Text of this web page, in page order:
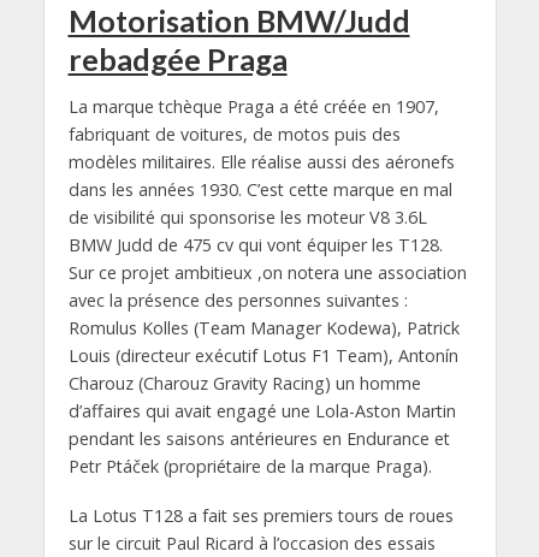
Motorisation BMW/Judd
rebadgée Praga
La marque tchèque Praga a été créée en 1907,
fabriquant de voitures, de motos puis des
modèles militaires. Elle réalise aussi des aéronefs
dans les années 1930. C’est cette marque en mal
de visibilité qui sponsorise les moteur V8 3.6L
BMW Judd de 475 cv qui vont équiper les T128.
Sur ce projet ambitieux ,on notera une association
avec la présence des personnes suivantes :
Romulus Kolles (Team Manager Kodewa), Patrick
Louis (directeur exécutif Lotus F1 Team), Antonín
Charouz (Charouz Gravity Racing) un homme
d’affaires qui avait engagé une Lola-Aston Martin
pendant les saisons antérieures en Endurance et
Petr Ptáček (propriétaire de la marque Praga).
La Lotus T128 a fait ses premiers tours de roues
sur le circuit Paul Ricard à l’occasion des essais